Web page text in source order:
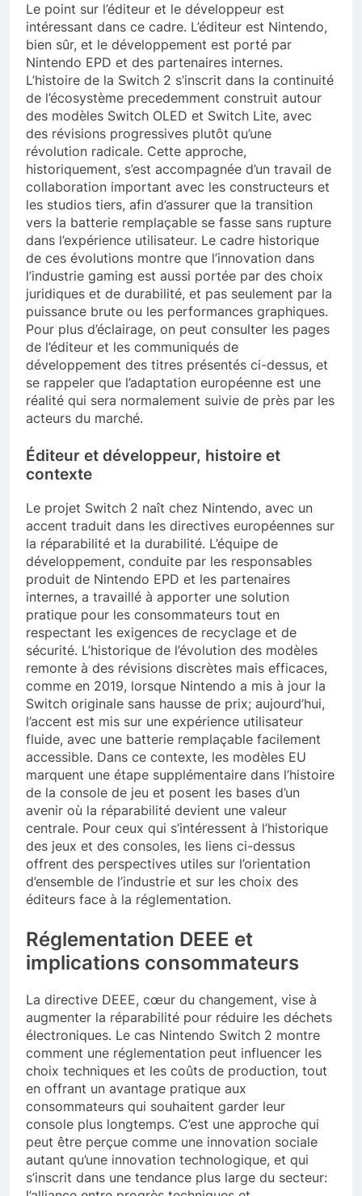
Le point sur l’éditeur et le développeur est
intéressant dans ce cadre. L’éditeur est Nintendo,
bien sûr, et le développement est porté par
Nintendo EPD et des partenaires internes.
L’histoire de la Switch 2 s’inscrit dans la continuité
de l’écosystème precedemment construit autour
des modèles Switch OLED et Switch Lite, avec
des révisions progressives plutôt qu’une
révolution radicale. Cette approche,
historiquement, s’est accompagnée d’un travail de
collaboration important avec les constructeurs et
les studios tiers, afin d’assurer que la transition
vers la batterie remplaçable se fasse sans rupture
dans l’expérience utilisateur. Le cadre historique
de ces évolutions montre que l’innovation dans
l’industrie gaming est aussi portée par des choix
juridiques et de durabilité, et pas seulement par la
puissance brute ou les performances graphiques.
Pour plus d’éclairage, on peut consulter les pages
de l’éditeur et les communiqués de
développement des titres présentés ci-dessus, et
se rappeler que l’adaptation européenne est une
réalité qui sera normalement suivie de près par les
acteurs du marché.
Éditeur et développeur, histoire et
contexte
Le projet Switch 2 naît chez Nintendo, avec un
accent traduit dans les directives européennes sur
la réparabilité et la durabilité. L’équipe de
développement, conduite par les responsables
produit de Nintendo EPD et les partenaires
internes, a travaillé à apporter une solution
pratique pour les consommateurs tout en
respectant les exigences de recyclage et de
sécurité. L’historique de l’évolution des modèles
remonte à des révisions discrètes mais efficaces,
comme en 2019, lorsque Nintendo a mis à jour la
Switch originale sans hausse de prix; aujourd’hui,
l’accent est mis sur une expérience utilisateur
fluide, avec une batterie remplaçable facilement
accessible. Dans ce contexte, les modèles EU
marquent une étape supplémentaire dans l’histoire
de la console de jeu et posent les bases d’un
avenir où la réparabilité devient une valeur
centrale. Pour ceux qui s’intéressent à l’historique
des jeux et des consoles, les liens ci-dessus
offrent des perspectives utiles sur l’orientation
d’ensemble de l’industrie et sur les choix des
éditeurs face à la réglementation.
Réglementation DEEE et
implications consommateurs
La directive DEEE, cœur du changement, vise à
augmenter la réparabilité pour réduire les déchets
électroniques. Le cas Nintendo Switch 2 montre
comment une réglementation peut influencer les
choix techniques et les coûts de production, tout
en offrant un avantage pratique aux
consommateurs qui souhaitent garder leur
console plus longtemps. C’est une approche qui
peut être perçue comme une innovation sociale
autant qu’une innovation technologique, et qui
s’inscrit dans une tendance plus large du secteur: